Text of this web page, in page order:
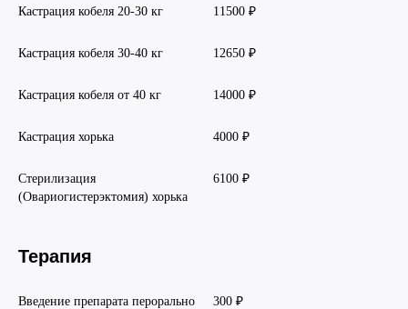
Кастрация кобеля 20-30 кг 11500 ₽
Кастрация кобеля 30-40 кг 12650 ₽
Кастрация кобеля от 40 кг 14000 ₽
Кастрация хорька 4000 ₽
Стерилизация
(Овариогистерэктомия) хорька
6100 ₽
Терапия
Введение препарата перорально 300 ₽